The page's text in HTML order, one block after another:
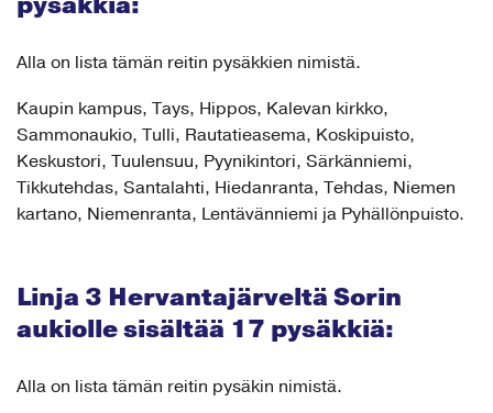
Alla on lista tämän reitin pysäkkien nimistä.
Kaupin kampus, Tays, Hippos, Kalevan kirkko,
Sammonaukio, Tulli, Rautatieasema, Koskipuisto,
Keskustori, Tuulensuu, Pyynikintori, Särkänniemi,
Tikkutehdas, Santalahti, Hiedanranta, Tehdas, Niemen
kartano, Niemenranta, Lentävänniemi ja Pyhällönpuisto.
Linja 3 Hervantajärveltä Sorin
aukiolle sisältää 17 pysäkkiä:
Alla on lista tämän reitin pysäkin nimistä.